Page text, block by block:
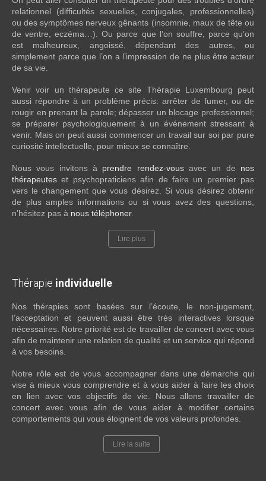
relationnel (difficultés sexuelles, conjugales, professionnelles)
ou des symptômes nerveux gênants (insomnie, maux de tête ou
de ventre, eczéma…). Ou parce que l’on souffre, parce qu’on
est malheureux, angoissé, dépendant des autres, ou
simplement parce que l’on a l’impression de ne plus être acteur
de sa vie.
Venir voir un thérapeute ce site Thérapie Luxembourg peut
aussi répondre à un problème précis: arrêter de fumer, ou de
rougir en prenant la parole; dépasser un blocage professionnel;
se préparer psychologiquement à un événement stressant à
venir. Mais on peut aussi commencer un travail sur soi par pure
curiosité intellectuelle, pour mieux se connaître.
Nous vous invitons à prendre rendez-vousavec un de nos
thérapeuteset psychopraticiens afin de faire un premier pas
vers le changement que vous désirez. Si vous désirez obtenir
de plus amples informations ou si vous avez des questions,
n’hésitez pas à nous téléphoner.
Lire plus
Thérapie individuelle
Nos thérapies sont basées sur l’écoute, le non-jugement,
l’acceptation et peuvent aussi être très interactives lorsque
nécessaires. Notre priorité est de travailler de concert avec vous
afin de maintenir une relation de qualité et un service qui répond
à vos besoins.
Notre rôle est de vous accompagner dans une démarche qui
vise à mieux vous comprendre et à vous aider à faire les choix
en lien avec vos objectifs de vie. Nous allons travailler de
concert avec vous afin de vous aider à modifier certains
comportements qui vous éloignent de vos valeurs profondes.
Lire la suite